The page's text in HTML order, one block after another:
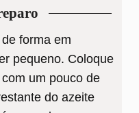
forma em
pequeno. Coloque
um pouco de
do azeite